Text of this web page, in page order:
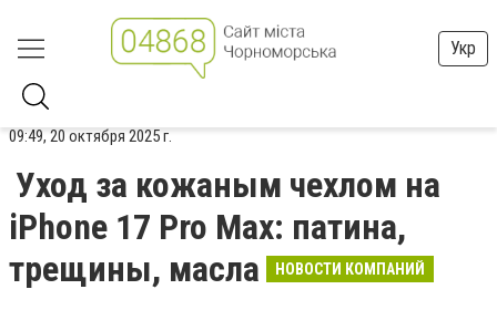
Укр
09:49, 20 октября 2025 г.
Уход за кожаным чехлом на
iPhone 17 Pro Max: патина,
трещины, масла
НОВОСТИ КОМПАНИЙ